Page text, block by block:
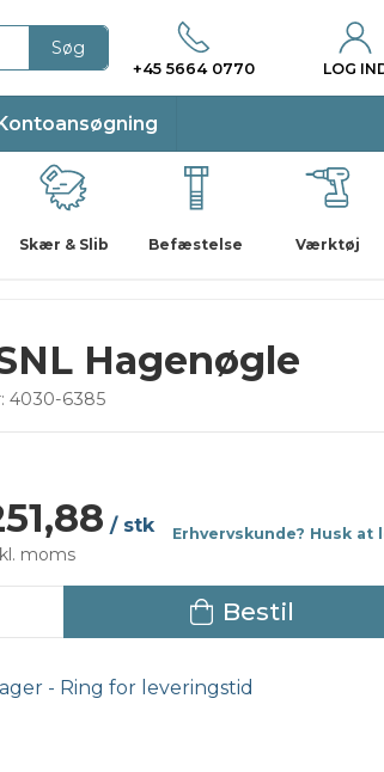
Søg
+45 5664 0770 LOG
Skær & Slib Befæstelse Værktøj
Hagenøgle
4030-6385
/ stk Erhvervskunde? Husk at
moms
Bestil
- Ring for leveringstid